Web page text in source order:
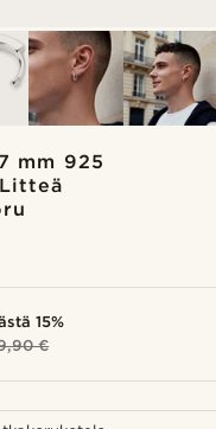
mm 925
15%
€